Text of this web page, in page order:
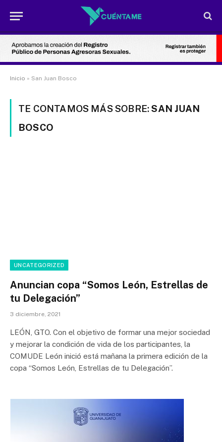
Inicio » San Juan Bosco
TE CONTAMOS MÁS SOBRE:SAN JUAN
BOSCO
UNCATEGORIZED
Anuncian copa “Somos León, Estrellas de
tu Delegación”
3 diciembre, 2021
LEÓN, GTO. Con el objetivo de formar una mejor sociedad
y mejorar la condición de vida de los participantes, la
COMUDE León inició está mañana la primera edición de la
copa “Somos León, Estrellas de tu Delegación”.